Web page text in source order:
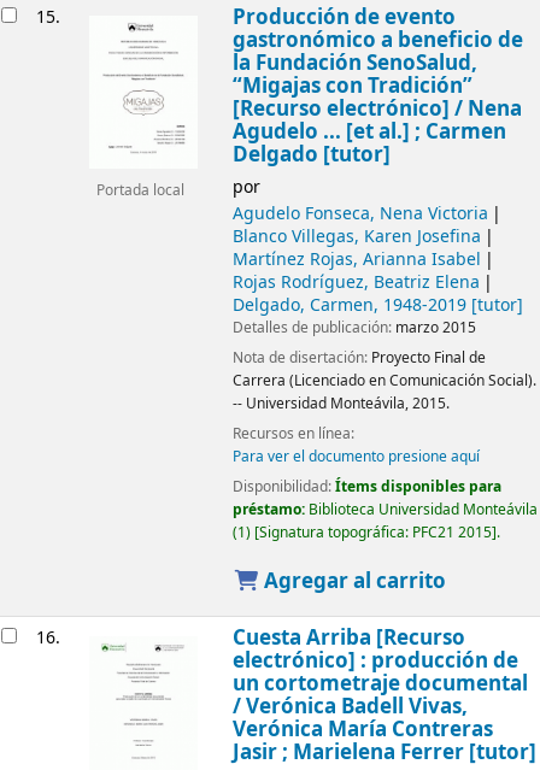
15.
Portada local
Producción de evento
gastronómico a beneficio de
la Fundación SenoSalud,
“Migajas con Tradición”
[Recurso electrónico] / Nena
Agudelo ... [et al.] ; Carmen
Delgado [tutor]
por
Agudelo Fonseca, Nena Victoria
Blanco Villegas, Karen Josefina
Martínez Rojas, Arianna Isabel
Rojas Rodríguez, Beatriz Elena
Delgado, Carmen, 1948-2019[tutor]
Detalles de publicación: marzo 2015
Nota de disertación: Proyecto Final de
Carrera (Licenciado en Comunicación Social).
-- Universidad Monteávila, 2015.
Recursos en línea:
Para ver el documento presione aquí
Disponibilidad:Ítems disponibles para
préstamo: Biblioteca Universidad Monteávila
(1) Signatura topográfica: PFC21 2015 .
Agregar al carrito
16. Cuesta Arriba [Recurso
electrónico] : producción de
un cortometraje documental
/Verónica Badell Vivas,
Verónica María Contreras
Jasir ; Marielena Ferrer [tutor]